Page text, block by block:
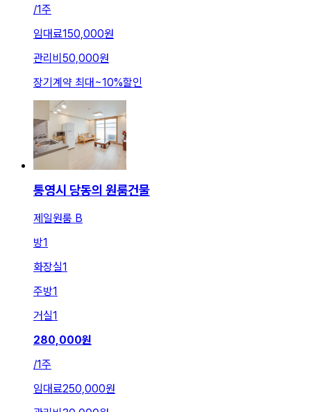
/1주
임대료150,000원
관리비 50,000원
장기계약 최대~10%할인
통영시 당동의 원룸건물
제일원룸 B
방1
화장실1
주방1
거실1
280,000원
/1주
임대료250,000원